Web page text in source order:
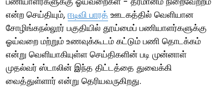
என்ற செய்தியும், ஈடிவி பாரத் ஊடகத்தில் வெளியான
சோழிங்கநல்லூர் பகுதியில் தூய்மைப் பணியாளர்களுக்கு
ஓய்வறை மற்றும் உணவுக்கூடம் கட்டும் பணி தொடக்கம்
என்று வெளியாகியுள்ள செய்திகளின் படி முன்னாள்
முதல்வர் ஸ்டாலின் இந்த திட்டத்தை துவைக்கி
வைத்துள்ளார் என்று தெரியவருகிறது.